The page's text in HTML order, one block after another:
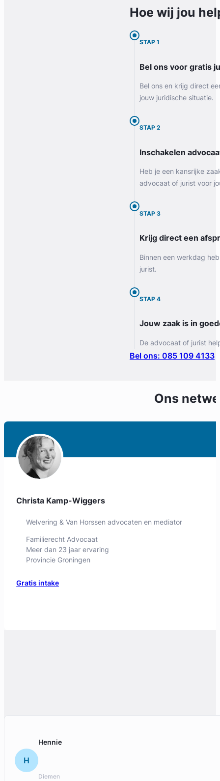
Hoe wij jou
STAP 1
Bel ons voor gratis
Bel ons en krijg direct
jouw juridische situatie.
STAP 2
Inschakelen
Heb je een kansrijke
advocaat of jurist voor
STAP 3
Krijg direct een
Binnen een werkdag
jurist.
STAP 4
Jouw zaak is in
De advocaat of jurist
Bel ons: 085 109 4133
Ons
H
Hennie
Diemen